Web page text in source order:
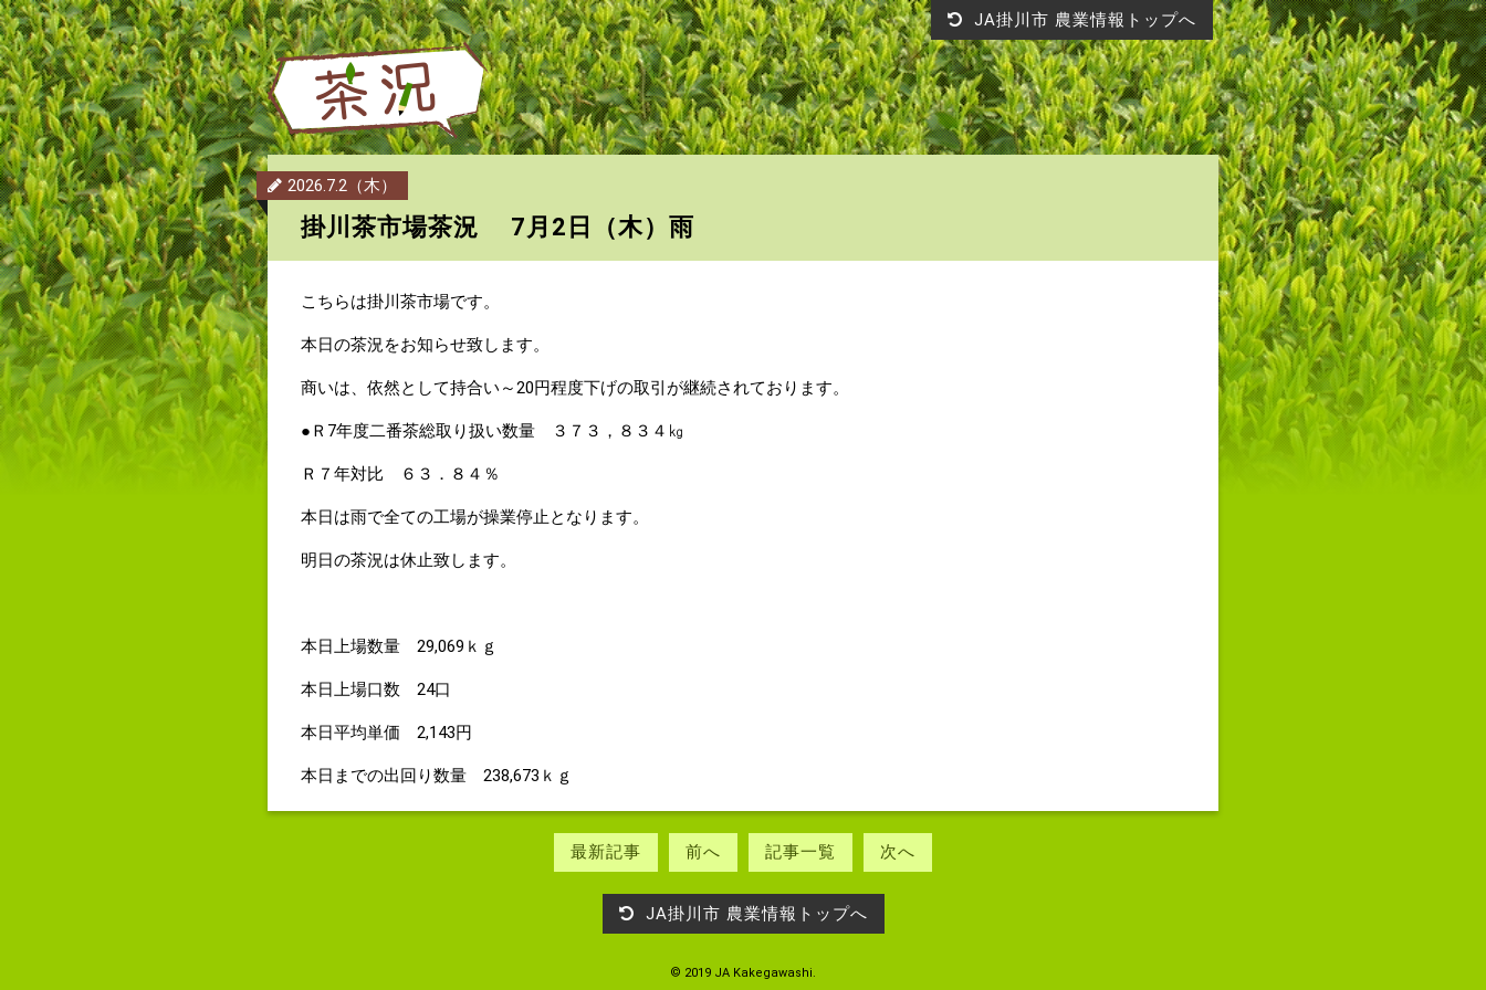
JA掛川市 農業情報トップへ
2026.7.2（木）
掛川茶市場茶況 7月2日（木）雨
こちらは掛川茶市場です。
本日の茶況をお知らせ致します。
商いは、依然として持合い～20円程度下げの取引が継続されております。
●Ｒ7年度二番茶総取り扱い数量 ３７３，８３４㎏
Ｒ７年対比 ６３．８４％
本日は雨で全ての工場が操業停止となります。
明日の茶況は休止致します。
本日上場数量 29,069ｋｇ
本日上場口数 24口
本日平均単価 2,143円
本日までの出回り数量 238,673ｋｇ
最新記事 前へ 記事一覧 次へ
JA掛川市 農業情報トップへ
© 2019 JA Kakegawashi.